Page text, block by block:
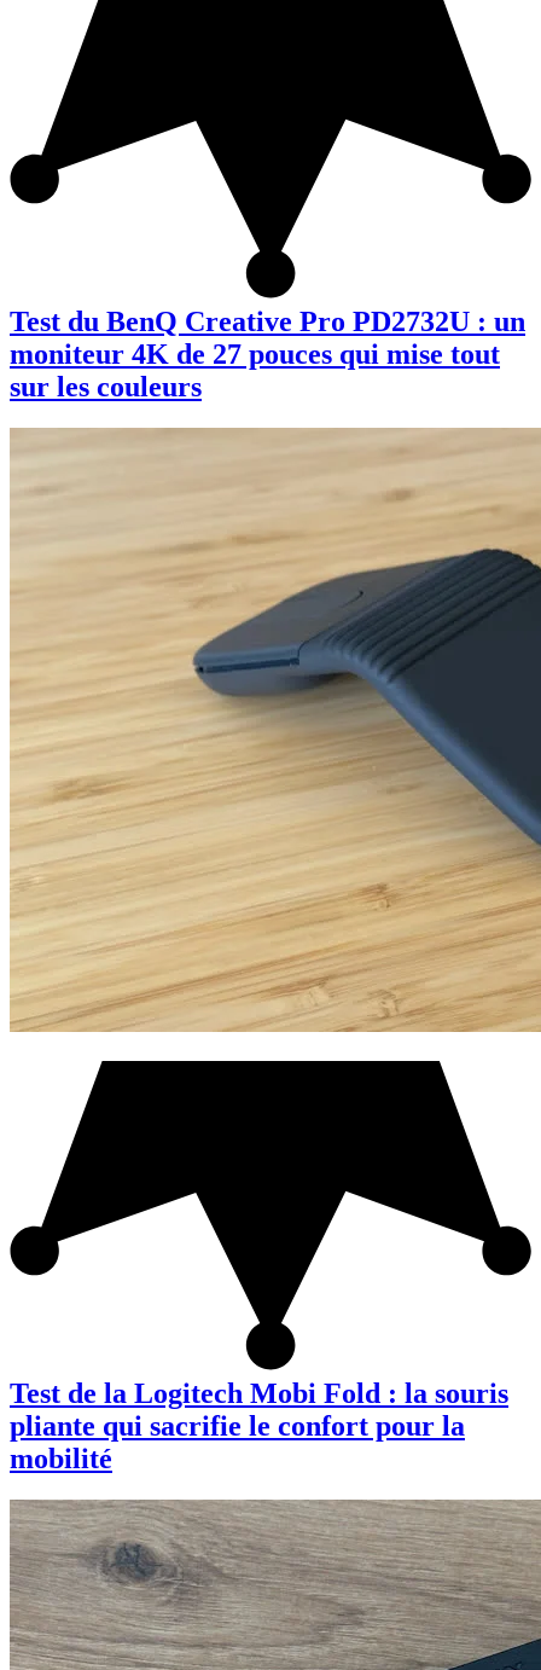
Test du BenQ Creative Pro PD2732U : un
moniteur 4K de 27 pouces qui mise tout
sur les couleurs
Test de la Logitech Mobi Fold : la souris
pliante qui sacrifie le confort pour la
mobilité